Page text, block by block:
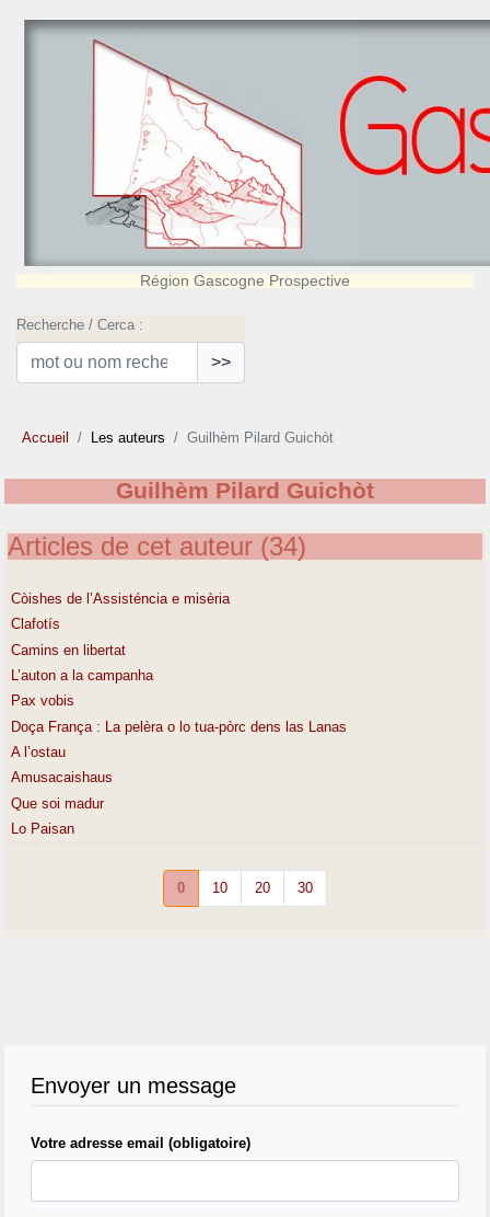
Région Gascogne Prospective
Recherche / Cerca :
>>
Accueil Les auteurs Guilhèm Pilard Guichòt
Guilhèm Pilard Guichòt
Articles de cet auteur (34)
Còishes de l’Assisténcia e misèria
Clafotís
Camins en libertat
L’auton a la campanha
Pax vobis
Doça França : La pelèra o lo tua-pòrc dens las Lanas
A l’ostau
Amusacaishaus
Que soi madur
Lo Paisan
0 10 20 30
Envoyer un message
Votre adresse email (obligatoire)